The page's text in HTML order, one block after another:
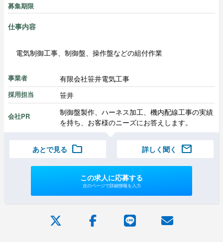
募集期限
仕事内容
電気制御工事、制御盤、操作盤などの組付作業
事業者 有限会社笹井電気工事
採用担当 笹井
会社PR
制御盤製作、ハーネス加工、機内配線工事の実績
を持ち、お客様のニーズにお答えします。
あとで見る folder 詳しく聞く mail
この求人に応募する
次のページで詳細情報を入力